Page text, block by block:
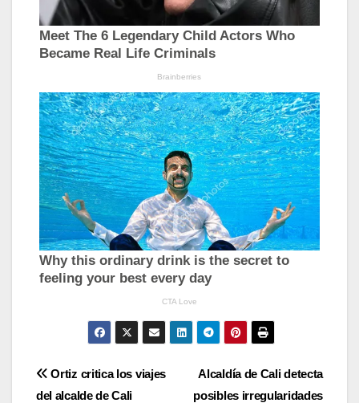
Navegación
Alcaldía de Cali detecta
posibles irregularidades
Ortiz critica los viajes
del alcalde de Cali